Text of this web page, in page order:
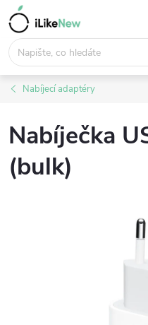
Přejít
na
obsah
Nabíjecí adaptéry
Nabíječka
(bulk)